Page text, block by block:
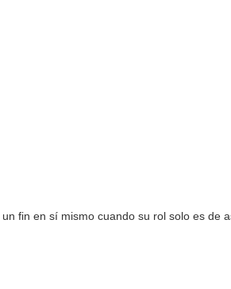
fin en sí mismo cuando su rol solo es de